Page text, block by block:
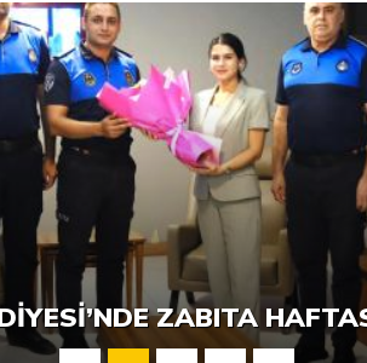
UYGUN FIYATLI
1. YILINDA AYNI
EDIYORUZ”ZABITA